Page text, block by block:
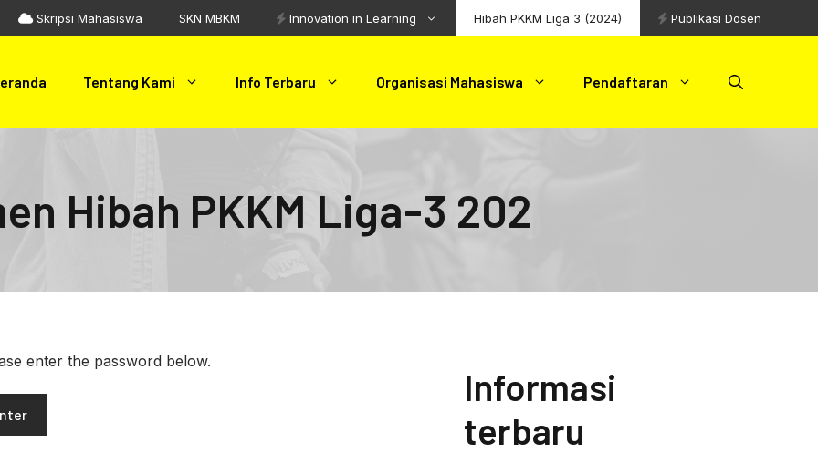
Skripsi Mahasiswa SKN MBKM Innovation in Learning Hibah PKKM Liga 3 (2024) Publikasi Dosen
Tentang Kami Info Terbaru Organisasi Mahasiswa Pendaftaran
Hibah PKKM Liga-3 202
enter the password below.
Informasi
terbaru